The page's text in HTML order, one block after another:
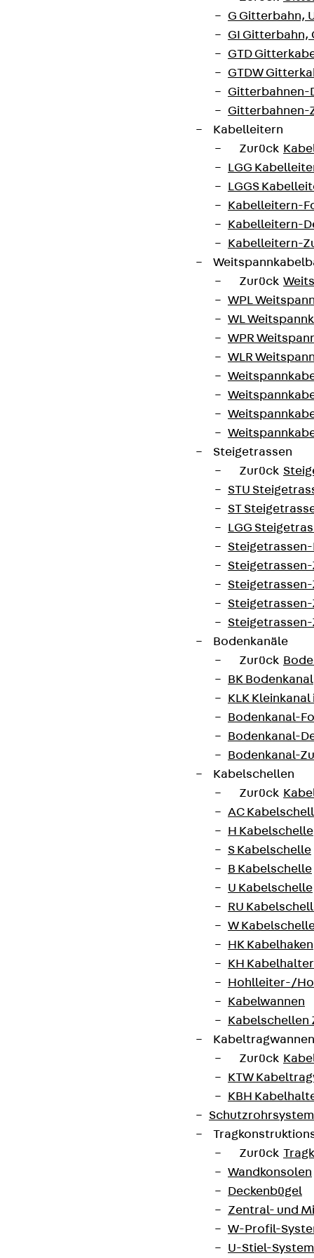
G Gitterbahn,
GI Gitterbahn,
GTD
GTDW
Gitterbahnen-
Gitterbahnen-
Kabelleitern
Zurück
LGG
LGGS
Kabelleitern-
Kabelleitern-
Kabelleitern-
Zurück
WPL
WL
WPR
WLR
Steigetrassen
Zurück
STU
ST
LGG
Steigetrassen-
Steigetrassen-
Steigetrassen-
Steigetrassen-
Bodenkanäle
Zurück
BK Bodenkanal
KLK
Bodenkanal-
Bodenkanal-
Bodenkanal-
Kabelschellen
Zurück
AC
H Kabelschelle
S Kabelschelle
B Kabelschelle
U Kabelschelle
RU
W
HK Kabelhaken
KH Kabelhalter
Hohlleiter-/
Kabelwannen
Kabelschellen
Zurück
KTW
KBH
Zurück
Wandkonsolen
Deckenbügel
Zentral- und
W-Profil-
U-Stiel-System